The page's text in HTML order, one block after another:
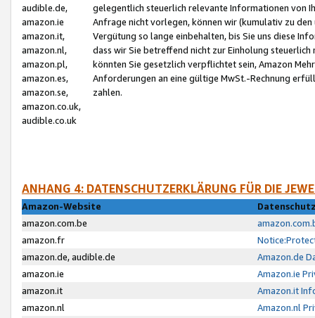
audible.de,
amazon.ie
amazon.it,
amazon.nl,
amazon.pl,
amazon.es,
amazon.se,
amazon.co.uk,
audible.co.uk
gelegentlich steuerlich relevante Informationen von
Anfrage nicht vorlegen, können wir (kumulativ zu
Vergütung so lange einbehalten, bis Sie uns diese
dass wir Sie betreffend nicht zur Einholung
könnten Sie gesetzlich verpflichtet sein, Amazon
Anforderungen an eine gültige MwSt.-Rechnung
zahlen.
ANHANG 4: DATENSCHUTZERKLÄRUNG FÜR DIE
Amazon-Website
amazon.com.be
amazon.fr
amazon.de, audible.de
Amazon.de
amazon.ie
Amazon.ie
amazon.it
Amazon.it
amazon.nl
Amazon.nl